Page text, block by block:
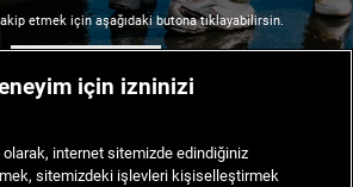
etmek için aşağıdaki butona tıklayabilirsin.
için izninizi
internet sitemizde edindiğiniz
sitemizdeki işlevleri kişiselleştirmek